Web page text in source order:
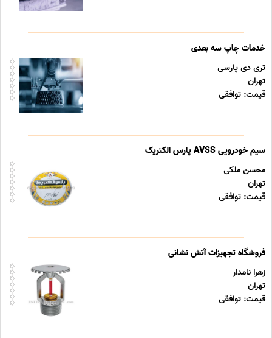
خدمات چاپ سه بعدی
تری دی پارسی
تهران
قیمت: توافقی
سیم خودرویی AVSS پارس الکتریک
محسن ملکی
تهران
قیمت: توافقی
فروشگاه تجهیزات آتش نشانی
زهرا نامدار
تهران
قیمت: توافقی